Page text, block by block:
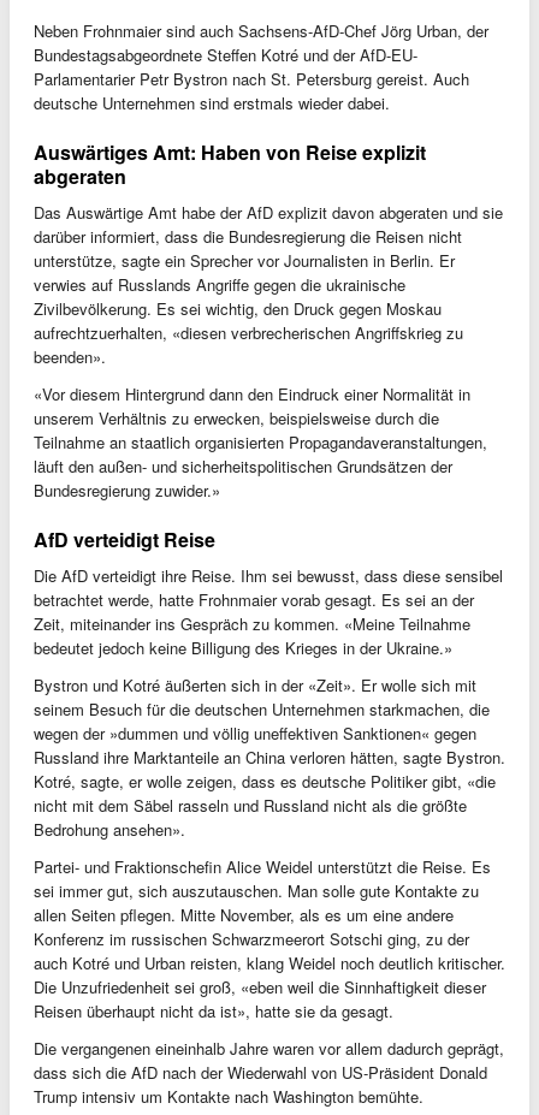
Neben Frohnmaier sind auch Sachsens-AfD-Chef Jörg Urban, der
Bundestagsabgeordnete Steffen Kotré und der AfD-EU-
Parlamentarier Petr Bystron nach St. Petersburg gereist. Auch
deutsche Unternehmen sind erstmals wieder dabei.
Auswärtiges Amt: Haben von Reise explizit
abgeraten
Das Auswärtige Amt habe der AfD explizit davon abgeraten und sie
darüber informiert, dass die Bundesregierung die Reisen nicht
unterstütze, sagte ein Sprecher vor Journalisten in Berlin. Er
verwies auf Russlands Angriffe gegen die ukrainische
Zivilbevölkerung. Es sei wichtig, den Druck gegen Moskau
aufrechtzuerhalten, «diesen verbrecherischen Angriffskrieg zu
beenden».
«Vor diesem Hintergrund dann den Eindruck einer Normalität in
unserem Verhältnis zu erwecken, beispielsweise durch die
Teilnahme an staatlich organisierten Propagandaveranstaltungen,
läuft den außen- und sicherheitspolitischen Grundsätzen der
Bundesregierung zuwider.»
AfD verteidigt Reise
Die AfD verteidigt ihre Reise. Ihm sei bewusst, dass diese sensibel
betrachtet werde, hatte Frohnmaier vorab gesagt. Es sei an der
Zeit, miteinander ins Gespräch zu kommen. «Meine Teilnahme
bedeutet jedoch keine Billigung des Krieges in der Ukraine.»
Bystron und Kotré äußerten sich in der «Zeit». Er wolle sich mit
seinem Besuch für die deutschen Unternehmen starkmachen, die
wegen der »dummen und völlig uneffektiven Sanktionen« gegen
Russland ihre Marktanteile an China verloren hätten, sagte Bystron.
Kotré, sagte, er wolle zeigen, dass es deutsche Politiker gibt, «die
nicht mit dem Säbel rasseln und Russland nicht als die größte
Bedrohung ansehen».
Partei- und Fraktionschefin Alice Weidel unterstützt die Reise. Es
sei immer gut, sich auszutauschen. Man solle gute Kontakte zu
allen Seiten pflegen. Mitte November, als es um eine andere
Konferenz im russischen Schwarzmeerort Sotschi ging, zu der
auch Kotré und Urban reisten, klang Weidel noch deutlich kritischer.
Die Unzufriedenheit sei groß, «eben weil die Sinnhaftigkeit dieser
Reisen überhaupt nicht da ist», hatte sie da gesagt.
Die vergangenen eineinhalb Jahre waren vor allem dadurch geprägt,
dass sich die AfD nach der Wiederwahl von US-Präsident Donald
Trump intensiv um Kontakte nach Washington bemühte.